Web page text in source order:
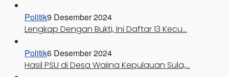
Politik9 Desember 2024
Lengkap Dengan Bukti, Ini Daftar 13 Kecu…
Politik6 Desember 2024
Hasil PSU di Desa Waiina Kepulauan Sula,…